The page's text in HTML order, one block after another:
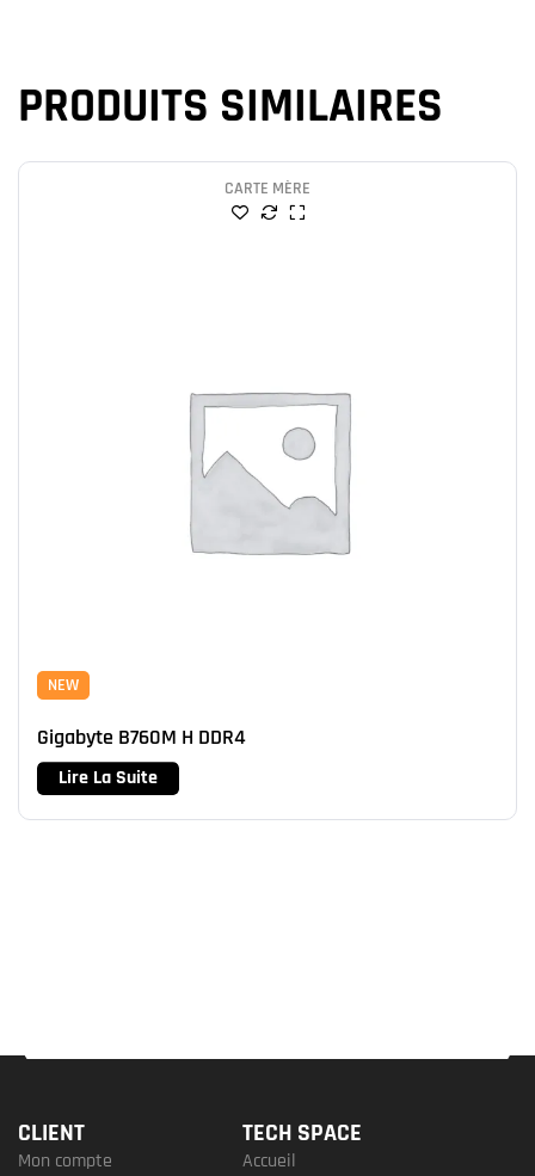
PRODUITS SIMILAIRES
CARTE MÈRE
NEW
Gigabyte B760M H DDR4
Lire La Suite
CLIENT
Mon compte
TECH SPACE
Accueil